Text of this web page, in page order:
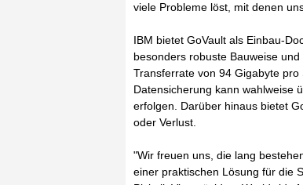
viele Probleme löst, mit denen
IBM bietet GoVault als Einbau-
besonders robuste Bauweise
Transferrate von 94 Gigabyte
Datensicherung kann wahlweise
erfolgen. Darüber hinaus bietet
oder Verlust.
"Wir freuen uns, die lang
einer praktischen Lösung für die